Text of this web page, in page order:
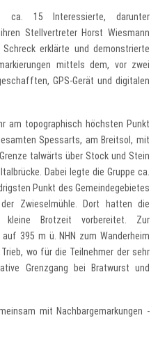
ca. 15 Interessierte, darunter
Stellvertreter Horst Wiesmann
erklärte und demonstrierte
mittels dem, vor zwei
GPS-Gerät und digitalen
am topographisch höchsten Punkt
Spessarts, am Breitsol, mit
talwärts über Stock und Stein
Dabei legte die Gruppe ca.
Punkt des Gemeindegebietes
Zwieselmühle. Dort hatten die
kleine Brotzeit vorbereitet. Zur
395 m ü. NHN zum Wanderheim
wo für die Teilnehmer der sehr
Grenzgang bei Bratwurst und
mit Nachbargemarkungen -